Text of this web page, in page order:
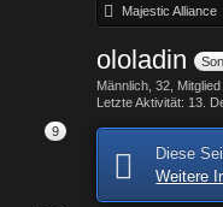
9
Majestic Alliance
ololadin
Männlich 32
Letzte Aktivität 13.
Diese
Weitere